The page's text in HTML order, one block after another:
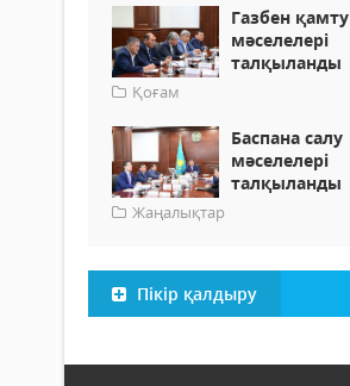
Газбен қамту
мәселелері
талқыланды
Қоғам
Баспана салу
мәселелері
талқыланды
Жаңалықтар
Пікір қалдыру